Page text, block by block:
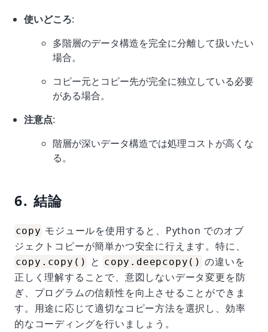
使いどころ:
多階層のデータ構造を完全に分離して扱いたい
場合。
コピー元とコピー先が完全に独立している必要
がある場合。
注意点:
階層が深いデータ構造では処理コストが高くな
る。
6. 結論
copy モジュールを使用すると、Python でのオブ
ジェクトコピーが簡単かつ安全に行えます。特に、
copy.copy() と copy.deepcopy() の違いを
正しく理解することで、意図しないデータ変更を防
ぎ、プログラムの信頼性を向上させることができま
す。用途に応じて適切なコピー方法を選択し、効率
的なコーディングを行いましょう。